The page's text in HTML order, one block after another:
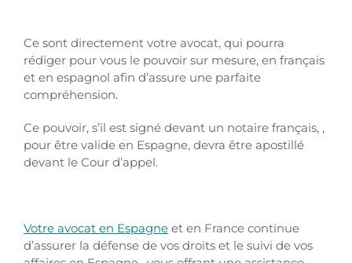
Ce sont directement votre avocat, qui pourra
rédiger pour vous le pouvoir sur mesure, en français
et en espagnol afin d’assure une parfaite
compréhension.
Ce pouvoir, s’il est signé devant un notaire français, ,
pour être valide en Espagne, devra être apostillé
devant le Cour d’appel.
Votre avocat en Espagne et en France continue
d’assurer la défense de vos droits et le suivi de vos